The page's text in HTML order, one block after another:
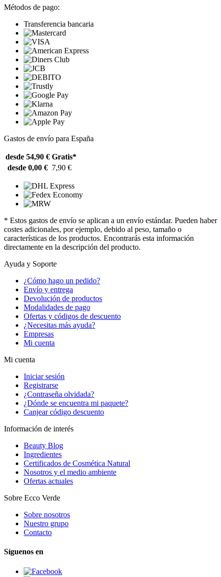
Métodos de pago:
Transferencia bancaria
Gastos de envío para España
desde 54,90 € Gratis*
desde 0,00 € 7,90 €
* Estos gastos de envío se aplican a un envío estándar. Pueden haber
costes adicionales, por ejemplo, debido al peso, tamaño o
características de los productos. Encontrarás esta información
directamente en la descripción del producto.
Ayuda y Soporte
¿Cómo hago un pedido?
Envío y entrega
Devolución de productos
Modalidades de pago
Ofertas y códigos de descuento
¿Necesitas más ayuda?
Empresas
Mi cuenta
Mi cuenta
Iniciar sesión
Registrarse
¿Contraseña olvidada?
¿Dónde se encuentra mi paquete?
Canjear código descuento
Información de interés
Beauty Blog
Ingredientes
Certificados de Cosmética Natural
Nosotros y el medio ambiente
Ofertas actuales
Sobre Ecco Verde
Sobre nosotros
Nuestro grupo
Contacto
Síguenos en